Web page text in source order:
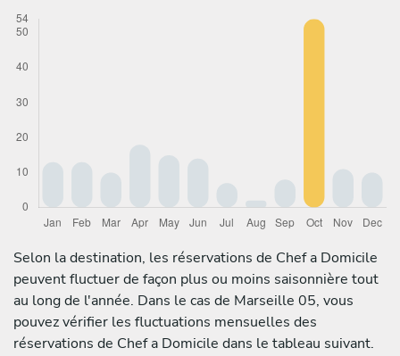
Selon la destination, les réservations de Chef a Domicile
peuvent fluctuer de façon plus ou moins saisonnière tout
au long de l'année. Dans le cas de Marseille 05, vous
pouvez vérifier les fluctuations mensuelles des
réservations de Chef a Domicile dans le tableau suivant.